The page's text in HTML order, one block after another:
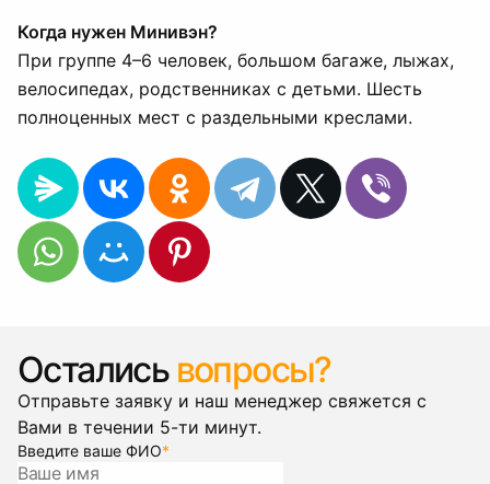
Когда нужен Минивэн?
При группе 4–6 человек, большом багаже, лыжах,
велосипедах, родственниках с детьми. Шесть
полноценных мест с раздельными креслами.
Остались вопросы?
Отправьте заявку и наш менеджер свяжется с
Вами в течении 5-ти минут.
Введите ваше ФИО*